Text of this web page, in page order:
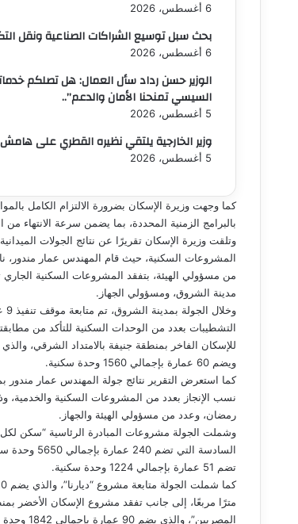
6 أغسطس، 2026
بحث سبل توسيع الشراكات الصناعية ونقل
6 أغسطس، 2026
الوزير حسن رداد سأل العمال: هل تصلكم
السيسي تمنحنا الأمان والدعم”..
5 أغسطس، 2026
وزير الخارجية يلتقي نظيره القطري على
5 أغسطس، 2026
كما وجهت وزيرة الإسكان بضرورة الالتزام الكامل
بالبرامج الزمنية المحددة، بما يضمن سرعة
وتلقت وزيرة الإسكان تقريرًا عن نتائج الجولات
المشروعات السكنية، حيث قام المهندس عمار مندور،
من مسؤولي الهيئة، بتفقد المشروعات السكنية
مدينة الشروق، ومسؤولي الجهاز.
التشطيبات بعدد من الوحدات السكنية للتأكد من
ويضم 60 عمارة بإجمالي 1560 وحدة سكنية.
كما استعرض التقرير نتائج جولة المهندس عمار
نسب الإنجاز بعدد من المشروعات السكنية
رمضان، وعدد من مسؤولي الهيئة والجهاز.
وشملت الجولة مشروعات المبادرة الرئاسية “سكن
تضم 51 عمارة بإجمالي 1224 وحدة سكنية.
مترًا مربعًا، إلى جانب تفقد مشروع الإسكان الأخضر
المصريين”، والذي يضم 90 عمارة بإجمالي 1842 وحدة سكنية كاملة المرافق.